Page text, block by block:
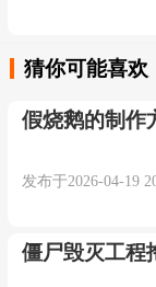
来自互联网
5. It is the
behoove gets
它是家居
猜你可能喜欢
假烧鹅的制作
发布于2026-04-19
僵尸毁灭工程